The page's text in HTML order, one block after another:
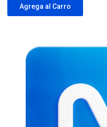
Agrega al Carro